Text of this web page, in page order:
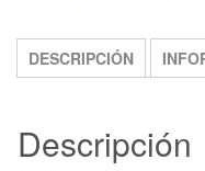
DESCRIPCIÓN
Descripción